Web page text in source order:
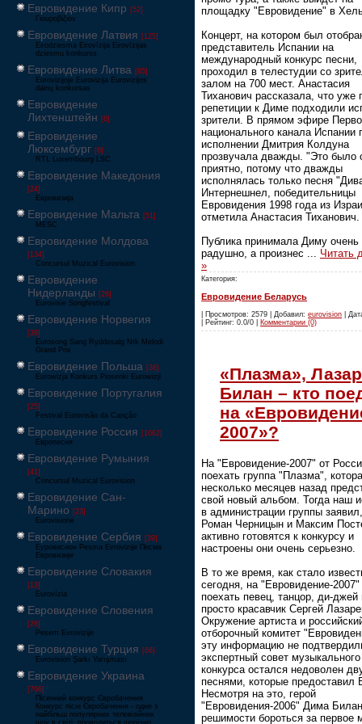
Евровидение Кипр [52]
Γιουροβίζιον
Евровидение Латвия [125]
Eirodziesma Eirovīzija Eirovīzijas
dziesmu konkurss
Евровидение Литва [65]
Eurovizijoje Eurovizija Eurovizijos
dainų konkursas
Евровидение
Лихтенштейн [6]
Евровидение
Люксембург [6]
RTL Luxembourg LSC
Евровидение Македония
[24]
Евровизија
Евровидение Мальта [51]
MESC
Евровидение Молдова
[134]
Concursul Muzical Eurovision
Евровидение
Нидерланды [26]
Eurovisie Songfestival
Евровидение Норвегия
[39]
Eurosong Sang Ryddesalg Nrk Melodi
Grand Prix
Евровидение Польша [36]
Eurowizja Konkurs Piosenki Eurowizji
Евровидение Португалия
[25]
Festival Eurovisão da Canção
Евровидение Россия [1062]
Европесня
Евровидение Румыния
[41]
Concursul Muzical Eurovision
Евровидение Сан-
Марино [23]
Eurovisione
Евровидение Сербия [39]
Еуровисион Pesma Evrovizije Песма
Евровизије
Евровидение Словакия
[13]
Eurovízia
Евровидение Словения
[26]
Pesem Evrovizije
Евровидение Турция [66]
Eurovision Şarkı Yarışması
Евровидение Украина
[796]
Пісенний конкурс Євробачення
Конкурс пісні Євробачення - одне з
найбільш популярних телевізійних
шоу в світі, проводиться щорічно,
площадку "Евровидение" в
Концерт, на котором был
представитель Испании на
международный конкурс песни,
проходил в телестудии со
залом на 700 мест. Анастасия
Тиханович рассказала, что уже
репетиции к Диме подходили
зрители. В прямом эфире
национального канала Испании
исполнении Дмитрия Колдуна
прозвучала дважды. "Это было
приятно, потому что дважды
исполнялась только песня
Интернешнел, победительницы
Евровидения 1998 года из
отметила Анастасия Тиханович.
Публика принимала Диму очень
радушно, а произнес ... Читать
»
Категория:
Евровидение Беларусь
| Просмотров: 2579 | Добавил: eurovision |
| Рейтинг: 0.0/0 | Комментарии (0)
«Плазма»,
Билан – кто
на
2007»?
На "Евровидение-2007" от
поехать группа "Плазма",
несколько месяцев назад
свой новый альбом. Тогда наш
в администрации группы
Роман Черницын и Максим
активно готовятся к конкурсу и
настроены они очень серьезно.
В то же время, как стало
сегодня, на "Евровидение-
поехать певец, танцор, ди-джей
просто красавчик Сергей
Окружение артиста и
отборочный комитет
эту информацию не
экспертный совет музыкального
конкурса остался недоволен
песнями, которые предоставил
Несмотря на это, герой
"Евровидения-2006" Дима
решимости бороться за первое